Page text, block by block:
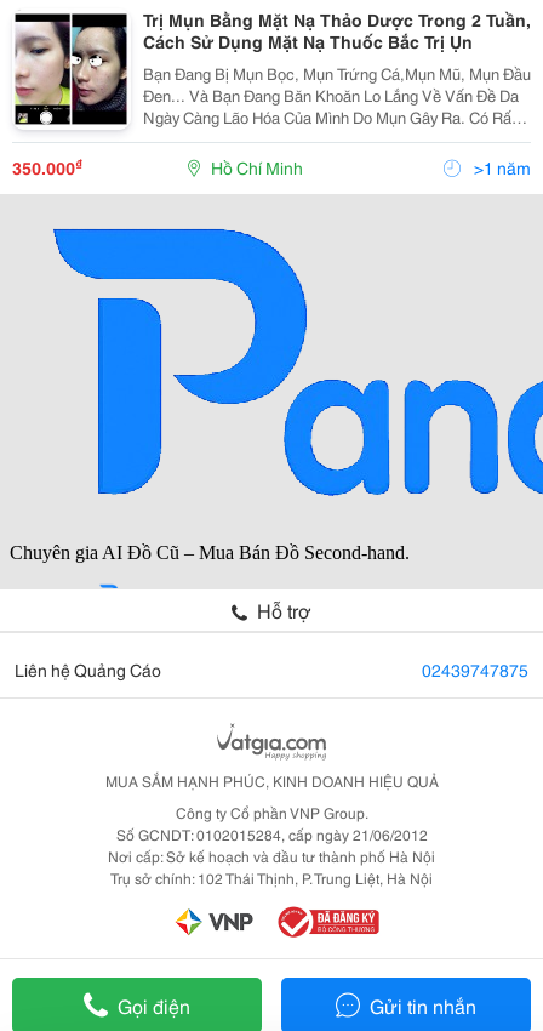
Trị Mụn Bằng Mặt Nạ Thảo Dược Trong 2 Tuần,
Cách Sử Dụng Mặt Nạ Thuốc Bắc Trị Ụn
Bạn Đang Bị Mụn Bọc, Mụn Trứng Cá,Mụn Mũ, Mụn Đầu
Đen... Và Bạn Đang Băn Khoăn Lo Lắng Về Vấn Đề Da
Ngày Càng Lão Hóa Của Mình Do Mụn Gây Ra. Có Rất
Nhiều Nguyên Nhân Gây Mụn : Dậy Thì, Môi Trường
Sống, Tâm Sinh Lý, Mụn Do Di Truyền, Mụn Do Nội
350.000₫ Hồ Chí Minh >1 năm
Gọi điện Gửi tin nhắn
Hỗ trợ
Liên hệ Quảng Cáo 02439747875
MUA SẮM HẠNH PHÚC, KINH DOANH HIỆU QUẢ
Công ty Cổ phần VNP Group.
Số GCNDT: 0102015284, cấp ngày 21/06/2012
Nơi cấp: Sở kế hoạch và đầu tư thành phố Hà Nội
Trụ sở chính: 102 Thái Thịnh, P. Trung Liệt, Hà Nội